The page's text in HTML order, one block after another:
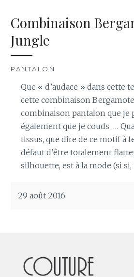
Combinaison
Jungle
PANTALON
Que « d’audace » dans cette
cette combinaison
combinaison pantalon que je
également que je couds …
tissus, que dire de ce motif à
défaut d’être totalement
silhouette, est à la mode (si
29 août 2016